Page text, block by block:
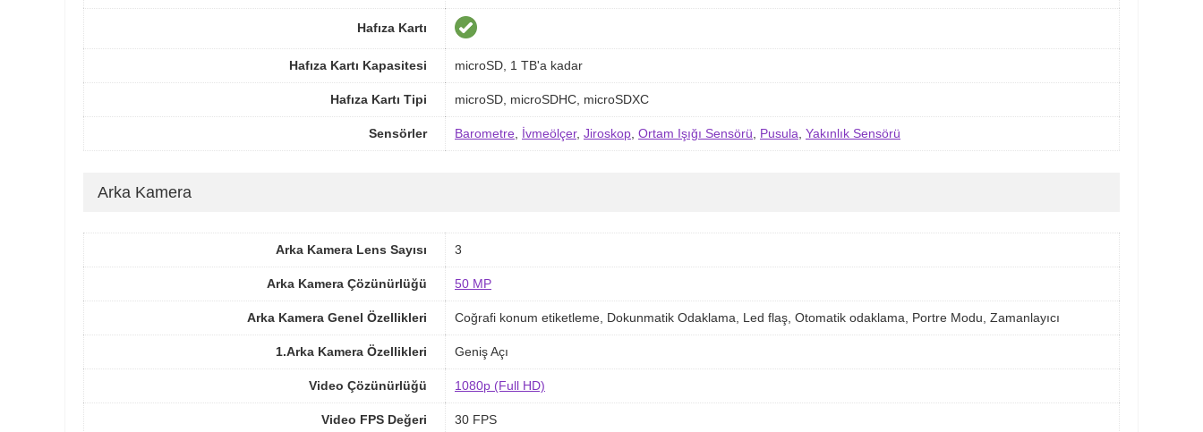
Hafıza Kartı
Hafıza Kartı Kapasitesi microSD, 1 TB'a kadar
Hafıza Kartı Tipi microSD, microSDHC, microSDXC
Sensörler Barometre, İvmeölçer, Jiroskop, Ortam Işığı Sensörü, Pusula, Yakınlık Sensörü
Arka Kamera
Arka Kamera Lens Sayısı 3
Arka Kamera Çözünürlüğü 50 MP
Arka Kamera Genel Özellikleri Coğrafi konum etiketleme, Dokunmatik Odaklama, Led flaş, Otomatik odaklama, Portre Modu, Zamanlayıcı
1.Arka Kamera Özellikleri Geniş Açı
Video Çözünürlüğü 1080p (Full HD)
Video FPS Değeri 30 FPS